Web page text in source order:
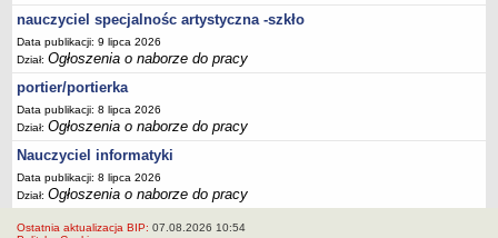
nauczyciel specjalnośc artystyczna -szkło
Data publikacji: 9 lipca 2026
Dział:Ogłoszenia o naborze do pracy
portier/portierka
Data publikacji: 8 lipca 2026
Dział:Ogłoszenia o naborze do pracy
Nauczyciel informatyki
Data publikacji: 8 lipca 2026
Dział:Ogłoszenia o naborze do pracy
Ostatnia aktualizacja BIP: 07.08.2026 10:54